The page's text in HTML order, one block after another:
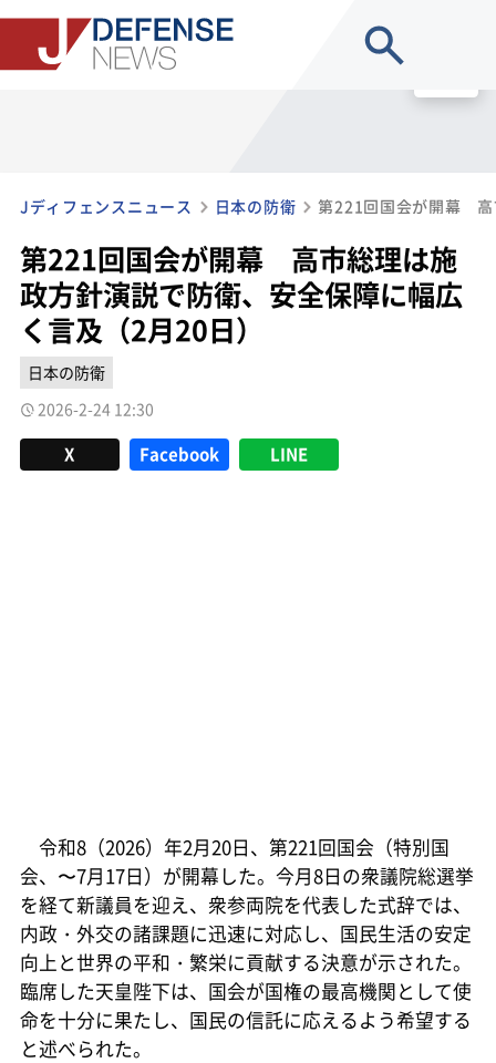
Jディフェンスニュース 日本の防衛
第221回国会が開幕 高市総理は施
政方針演説で防衛、安全保障に幅広
く言及（2月20日）
日本の防衛
2026-2-24 12:30
X Facebook LINE
令和8（2026）年2月20日、第221回国会（特別国
会、〜7月17日）が開幕した。今月8日の衆議院総選挙
を経て新議員を迎え、衆参両院を代表した式辞では、
内政・外交の諸課題に迅速に対応し、国民生活の安定
向上と世界の平和・繁栄に貢献する決意が示された。
臨席した天皇陛下は、国会が国権の最高機関として使
命を十分に果たし、国民の信託に応えるよう希望する
と述べられた。